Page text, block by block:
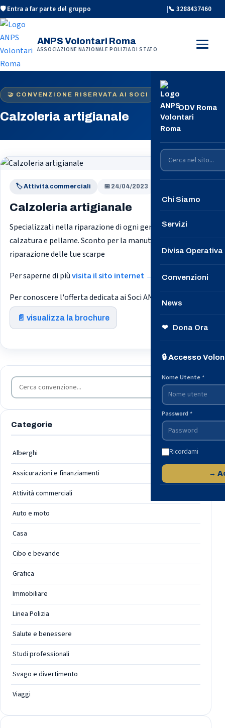
🛡️ Entra a far parte del gruppo |📞 3288437460
ANPS Volontari Roma
ASSOCIAZIONE NAZIONALE POLIZIA DI STATO
ODV Roma
Chi Siamo
Conosciamoci
→ Unisciti a
Servizi
Divisa Operativa
Convenzioni
News
Il nostro
❤ Dona Ora
🔒 Accesso
Nome Utente *
Password *
Ricordami
→
🤝 CONVENZIONE RISERVATA AI SOCI
Calzoleria artigianale
🏷️ Attività commerciali 📅 24/04/2023
Calzoleria artigianale
Specializzati nella riparazione di ogni genere di
calzatura e pellame. Sconto per la manutenzione e la
riparazione delle tue scarpe
Per saperne di piùvisita il sito internet →
Per conoscere l'offerta dedicata ai Soci ANPS
📄 visualizza la brochure
🔍
Categorie
Alberghi
Assicurazioni e finanziamenti
Attività commerciali
Auto e moto
Casa
Cibo e bevande
Grafica
Immobiliare
Linea Polizia
Salute e benessere
Studi professionali
Svago e divertimento
Viaggi